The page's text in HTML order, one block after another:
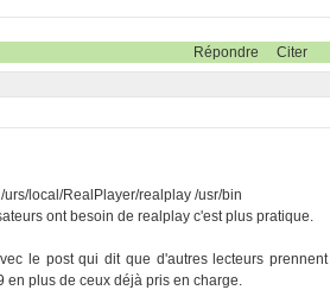
Répondre Citer
urs/local/RealPlayer/realplay /usr/bin
ont besoin de realplay c'est plus pratique.
le post qui dit que d'autres lecteurs
en plus de ceux déjà pris en charge.